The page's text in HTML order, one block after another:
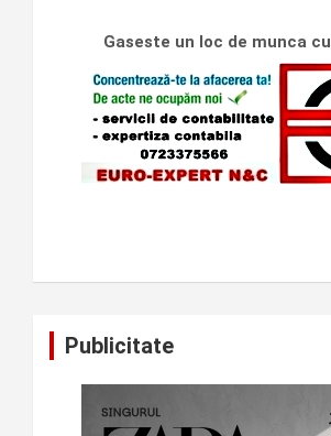
Gaseste un loc de munca cu
Publicitate